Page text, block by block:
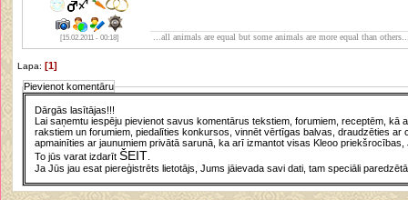
[15.02.2011 - 00:18] ...all animals are equal but some animals are more equal than
Lapa: [1]
Pievienot komentāru
Dārgās lasītājas!!!
Lai saņemtu iespēju pievienot savus komentārus tekstiem, forumiem, receptēm, kā
rakstiem un forumiem, piedalīties konkursos, vinnēt vērtīgas balvas, draudzēties ar
apmainīties ar jaunumiem privātā sarunā, ka arī izmantot visas Kleoo priekšrocības,
To jūs varat izdarīt ŠEIT
Ja Jūs jau esat piereģistrēts lietotājs, Jums jāievada savi dati, tam speciāli